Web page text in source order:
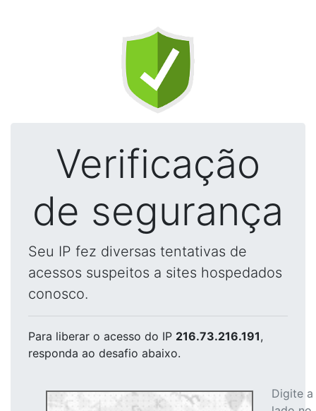
Verificação
de segurança
Seu IP fez diversas tentativas de
acessos suspeitos a sites hospedados
conosco.
Para liberar o acesso do IP 216.73.216.191,
responda ao desafio abaixo.
Digite